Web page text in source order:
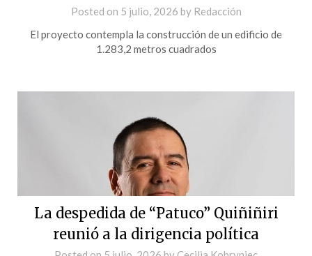
Posted on 5 julio, 2026 by Redacción
El proyecto contempla la construcción de un edificio de
1.283,2 metros cuadrados
La despedida de “Patuco” Quiñiñiri
reunió a la dirigencia política